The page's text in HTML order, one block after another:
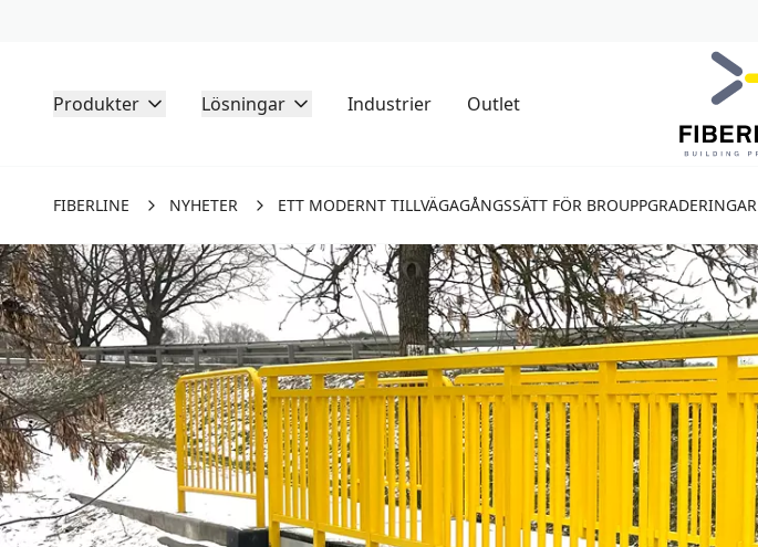
Produkter Lösningar Industrier Outlet
FIBERLINE NYHETER ETT MODERNT TILLVÄGAGÅNGSSÄTT FÖR BROUPPGRADERINGAR